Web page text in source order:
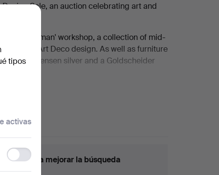
Sale, an auction celebrating art and
'Mouseman' workshop, a collection of mid-
and Art Deco design. As well as furniture
Georg Jensen silver and a Goldscheider
by Richard Batterham, Rupert Spira,
among the highlights.
para mejorar la búsqueda
tipos
activas
Functionality
storage